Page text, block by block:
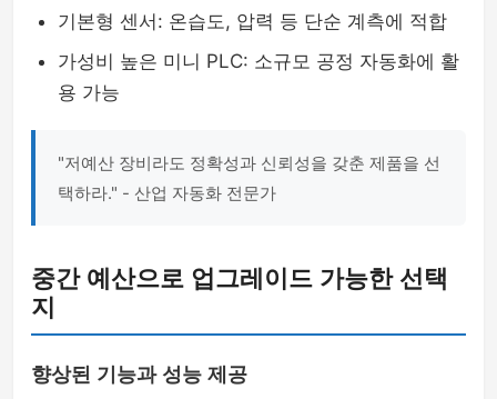
기본형 센서: 온습도, 압력 등 단순 계측에 적합
가성비 높은 미니 PLC: 소규모 공정 자동화에 활
용 가능
"저예산 장비라도 정확성과 신뢰성을 갖춘 제품을 선
택하라." - 산업 자동화 전문가
중간 예산으로 업그레이드 가능한 선택
지
향상된 기능과 성능 제공